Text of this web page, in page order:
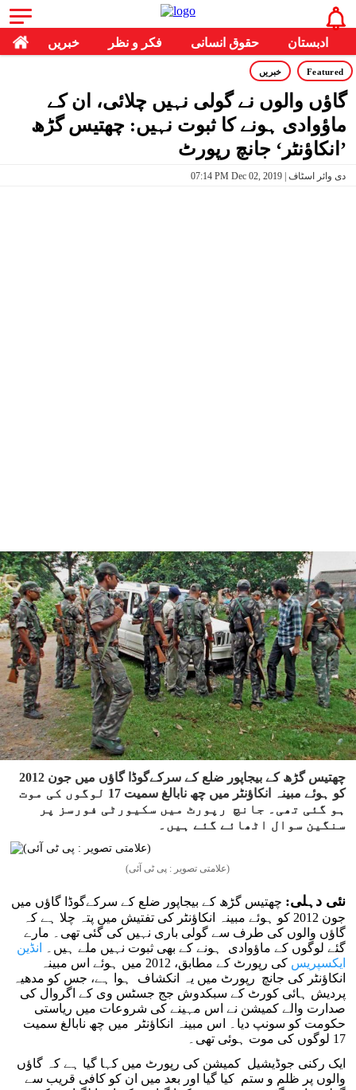
خبریں فکر و نظر حقوق انسانی ادبستان
Featured خبریں
گاؤں والوں نے گولی نہیں چلائی، ان کے
ماؤوادی ہونے کا ثبوت نہیں: چھتیس گڑھ
’انکاؤنٹر‘ جانچ رپورٹ
07:14 PM Dec 02, 2019 | دی وائر اسٹاف
چھتیس گڑھ کے بیجاپور ضلع کے سرکےگوڈا گاؤں میں جون 2012
کو ہوئے مبینہ انکاؤنٹر میں چھ نابالغ سمیت 17 لوگوں کی موت
ہو گئی تھی۔ جانچ رپورٹ میں سکیورٹی فورسز پر
سنگین سوال اٹھائے گئے ہیں۔
(علامتی تصویر : پی ٹی آئی)
نئی دہلی: چھتیس گڑھ کے بیجاپور ضلع کے سرکےگوڈا گاؤں میں
جون 2012 کو ہوئے مبینہ انکاؤنٹر کی تفتیش میں پتہ چلا ہے کہ
گاؤں والوں کی طرف سے گولی باری نہیں کی گئی تھی۔ مارے
گئے لوگوں کے ماؤوادی ہونے کے بھی ثبوت نہیں ملے ہیں۔
انڈین
ایکسپریس
کی رپورٹ کے مطابق، 2012 میں ہوئے اس مبینہ
انکاؤنٹر کی جانچ رپورٹ میں یہ انکشاف ہوا ہے، جس کو مدھیہ
پردیش ہائی کورٹ کے سبکدوش جج جسٹس وی کے اگروال کی
صدارت والے کمیشن نے اس مہینے کی شروعات میں ریاستی
حکومت کو سونپ دیا۔ اس مبینہ انکاؤنٹر میں چھ نابالغ سمیت
17 لوگوں کی موت ہوئی تھی۔
ایک رکنی جوڈیشیل کمیشن کی رپورٹ میں کہا گیا ہے کہ گاؤں
والوں پر ظلم و ستم کیا گیا اور بعد میں ان کو کافی قریب سے